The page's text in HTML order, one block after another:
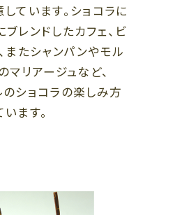
デンアべニュー
（地下通路）
阪神 福島駅
JR 新福島駅
ています。ショコラに
レンドしたカフェ、ビ
またシャンパンやモル
マリアージュなど、
ショコラの楽しみ方
ます。